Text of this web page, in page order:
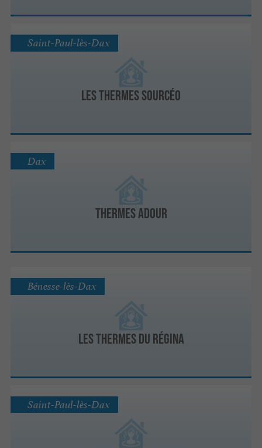
Les Thermes Sourcéo
Saint-Paul-lès-Dax
Thermes Adour
Dax
Les Thermes du Régina
Bénesse-lès-Dax
Saint-Paul-lès-Dax